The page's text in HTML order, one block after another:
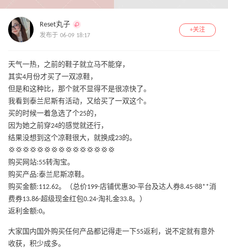
Reset丸子
发布于 06-09 18:17
+关注
天气一热，之前的鞋子就立马不能穿，
其实4月份才买了一双凉鞋，
但是和这种比，那个就不显得不是很凉快了。
我看到泰兰尼斯有活动，又给买了一双这个。
买的时候一着急选了个25的，
因为她之前穿24的感觉就还行，
结果没想到这个凉鞋很大，就换成23的。
💢💢💢💢💢💢💢💢💢💢💢💢💢💢💢
购买网站:55转淘宝。
购买产品:泰兰尼斯凉鞋。
购买金额:112.62。（总价199-店铺优惠30-平台及达人券8.45-88**消
费券13.86-超级现金红包0.24-淘礼金33.8。）
返利金额:0。
大家国内国外购买任何产品都记得走一下55返利，说不定就有意外
收获，积少成多。